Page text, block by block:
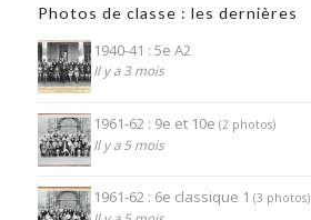
Photos de classe : les dernières
1940-41 : 5e A2
Il y a 3 mois
1961-62 : 9e et 10e (2 photos)
Il y a 5 mois
1961-62 : 6e classique 1 (3 photos)